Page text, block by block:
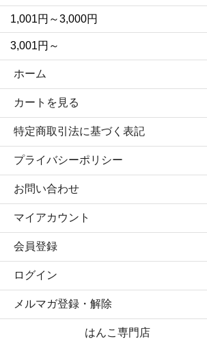
1,001円～3,000円
3,001円～
ホーム
カートを見る
特定商取引法に基づく表記
プライバシーポリシー
お問い合わせ
マイアカウント
会員登録
ログイン
メルマガ登録・解除
はんこ専門店